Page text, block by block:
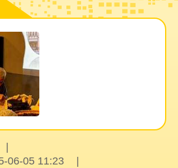
06-05 11:23